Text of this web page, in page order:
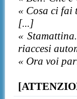
« Cosa ci fai
[...]
«
riaccesi
« Ora voi